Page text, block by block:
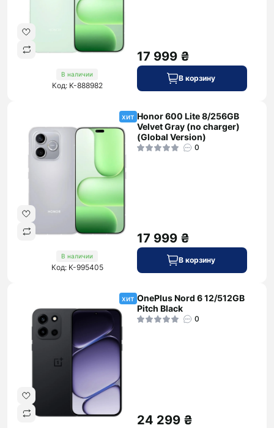
В наличии
Код: K-888982
17 999 ₴
В корзину
хит
В наличии
Код: K-995405
Honor 600 Lite 8/256GB
Velvet Gray (no charger)
(Global Version)
0
17 999 ₴
В корзину
хит OnePlus Nord 6 12/512GB
Pitch Black
0
24 299 ₴